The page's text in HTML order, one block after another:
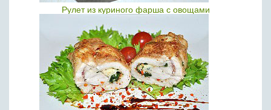
Рулет из куриного фарша с овощами